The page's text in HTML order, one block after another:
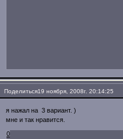
Поделиться19 ноября, 2008г. 20:14:25
я нажал на 3 вариант. )
мне и так нравится.
0